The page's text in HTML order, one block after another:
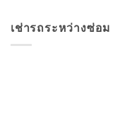
เช่ารถระหว่างซ่อม